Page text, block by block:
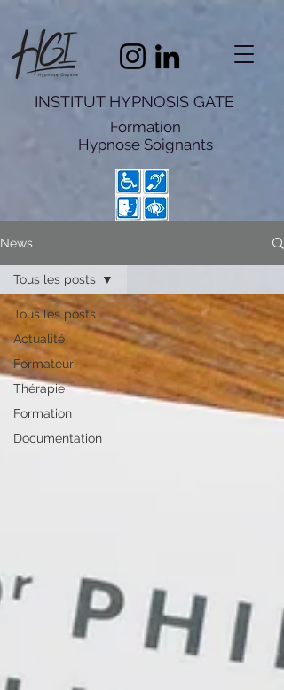
INSTITUT HYPNOSIS GATE
Formation
Hypnose Soignants
News
Tous les posts
Actualité
Formateur
Thérapie
Formation
Documentation
Tous les posts